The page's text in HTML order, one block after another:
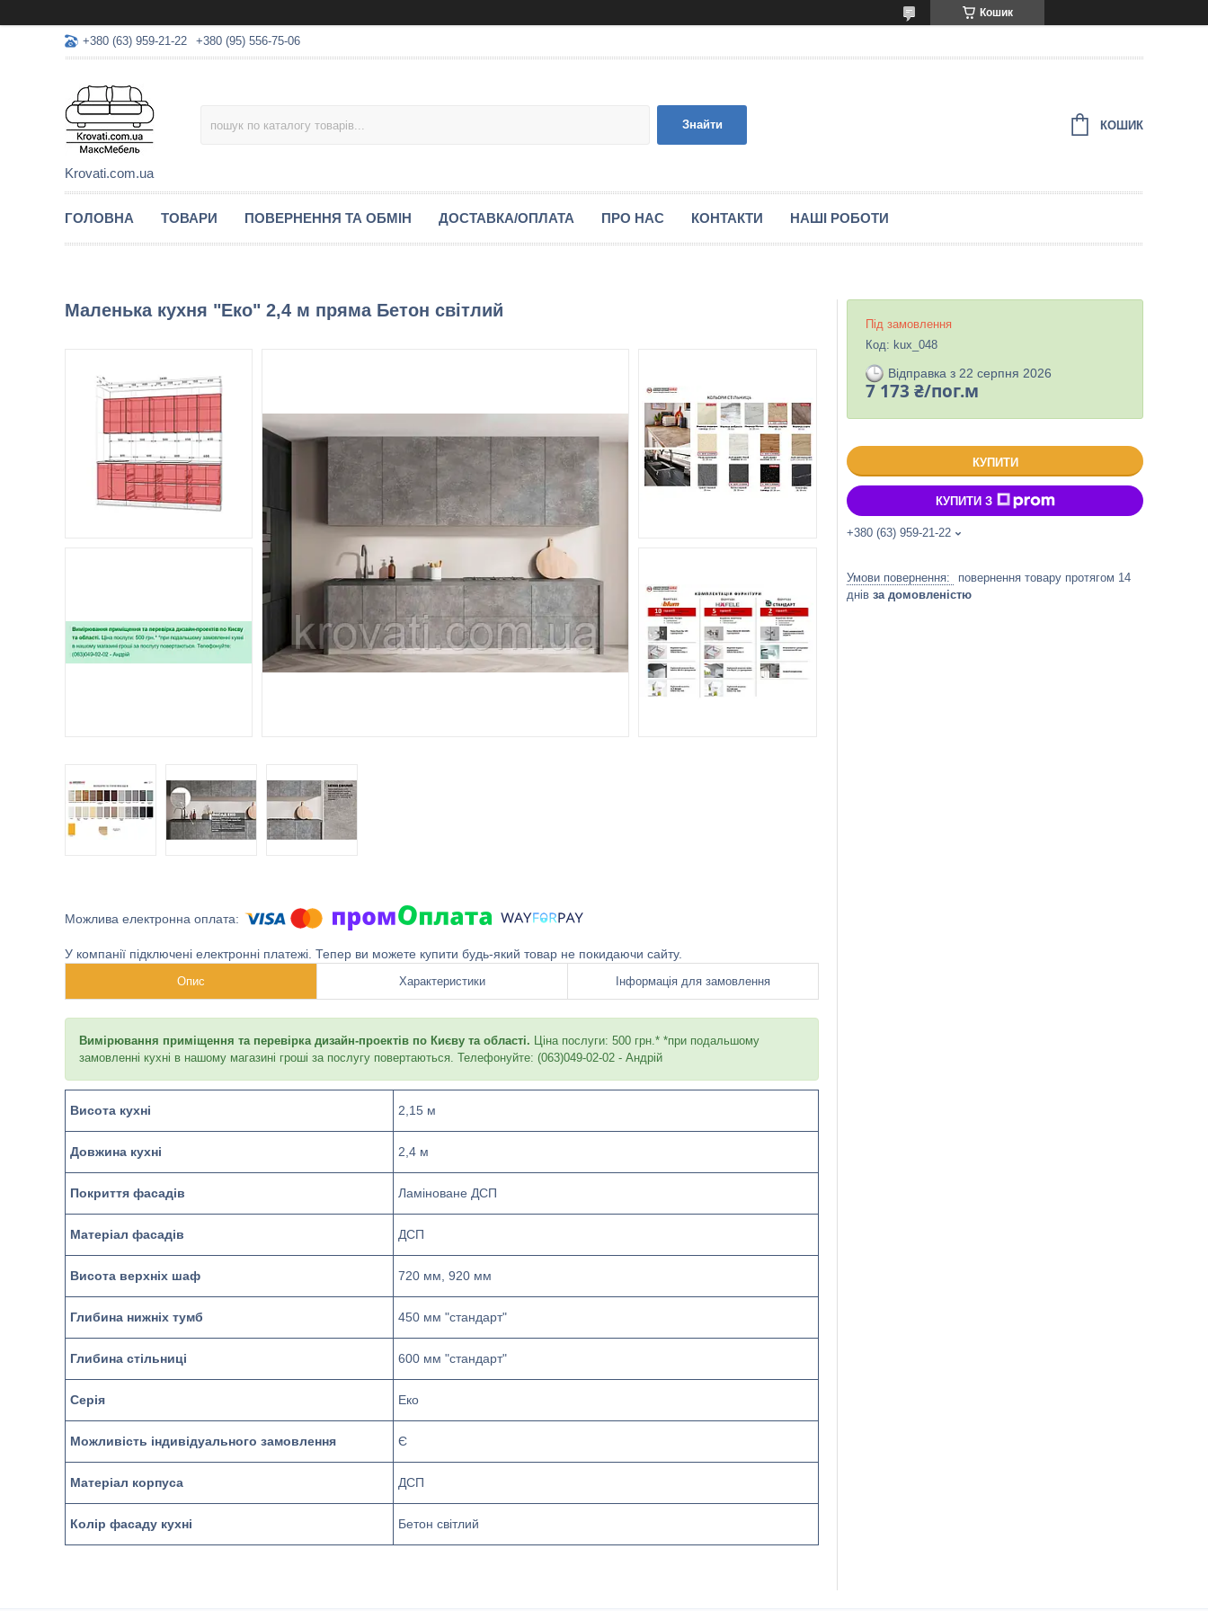
Кошик
+380 (63) 959-21-22 +380 (95) 556-75-06
Krovati.com.ua
Знайти КОШИК
ГОЛОВНА ТОВАРИ ПОВЕРНЕННЯ ТА ОБМІН ДОСТАВКА/ОПЛАТА ПРО НАС КОНТАКТИ НАШІ РОБОТИ
Маленька кухня "Еко" 2,4 м пряма Бетон світлий
У компанії підключені електронні платежі. Тепер ви можете купити будь-який товар не покидаючи сайту.
Опис Характеристики Інформація для замовлення
Вимірювання приміщення та перевірка дизайн-проектів по Києву та області. Ціна послуги: 500 грн.* *при подальшому
замовленні кухні в нашому магазині гроші за послугу повертаються. Телефонуйте: (063)049-02-02 - Андрій
Висота кухні 2,15 м
Довжина кухні 2,4 м
Покриття фасадів Ламіноване ДСП
Матеріал фасадів ДСП
Висота верхніх шаф 720 мм, 920 мм
Глибина нижніх тумб 450 мм "стандарт"
Глибина стільниці 600 мм "стандарт"
Серія Еко
Можливість індивідуального замовлення Є
Матеріал корпуса ДСП
Колір фасаду кухні Бетон світлий
Під замовлення
Код: kux_048
Відправка з 22 серпня 2026
7 173 ₴/пог.м
КУПИТИ
КУПИТИ З
+380 (63) 959-21-22
повернення товару протягом 14
днів за домовленістю